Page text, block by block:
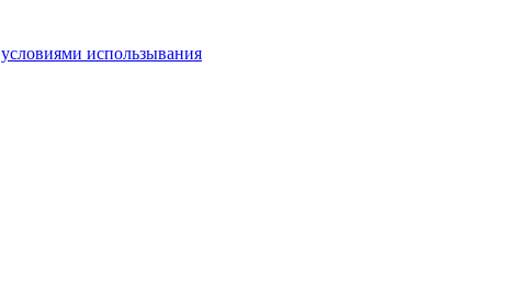
условиями использывания